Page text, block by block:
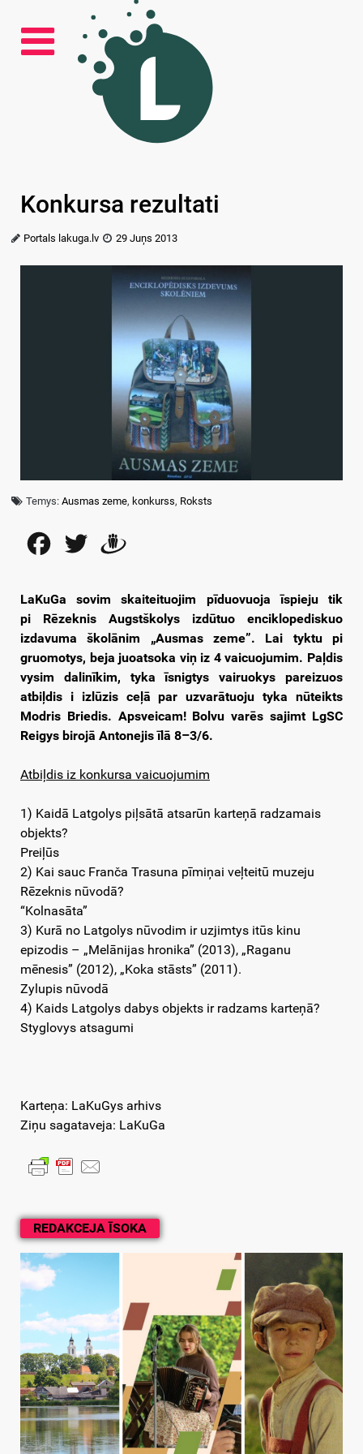
REDAKCEJA ĪSOKA
Konkursa rezultati
Portals lakuga.lv 29 Juņs 2013
Temys:Ausmas zeme, konkurss, Roksts
FacebookTwitter
LaKuGa sovim skaiteituojim pīduovuoja īspieju tik
pi Rēzeknis Augstškolys izdūtuo enciklopediskuo
izdavuma školānim „Ausmas zeme”. Lai tyktu pi
gruomotys, beja juoatsoka viņ iz 4 vaicuojumim. Paļdis
vysim dalinīkim, tyka īsnigtys vairuokys pareizuos
atbiļdis i izlūzis ceļā par uzvarātuoju tyka nūteikts
Modris Briedis. Apsveicam! Bolvu varēs sajimt LgSC
Reigys birojā Antonejis īlā 8–3/6.
Atbiļdis iz konkursa vaicuojumim
1) Kaidā Latgolys piļsātā atsarūn karteņā radzamais
objekts?
Preiļūs
2) Kai sauc Franča Trasuna pīmiņai veļteitū muzeju
Rēzeknis nūvodā?
“Kolnasāta”
3) Kurā no Latgolys nūvodim ir uzjimtys itūs kinu
epizodis – „Melānijas hronika” (2013), „Raganu
mēnesis” (2012), „Koka stāsts” (2011).
Zylupis nūvodā
4) Kaids Latgolys dabys objekts ir radzams karteņā?
Styglovys atsagumi
Karteņa: LaKuGys arhivs
Ziņu sagataveja: LaKuGa